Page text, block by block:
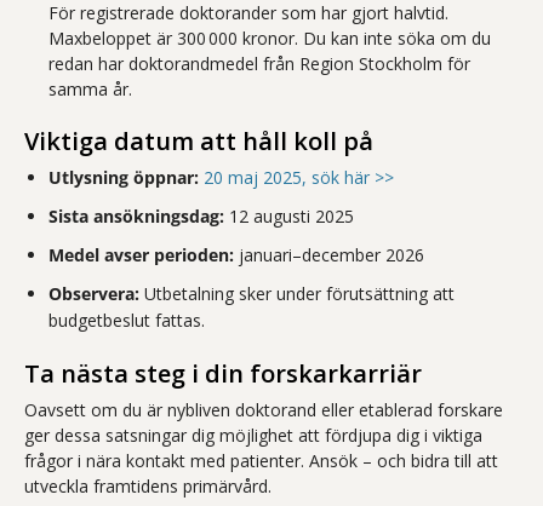
För registrerade doktorander som har gjort halvtid.
Maxbeloppet är 300 000 kronor. Du kan inte söka om du
redan har doktorandmedel från Region Stockholm för
samma år.
Viktiga datum att håll koll på
Utlysning öppnar: 20 maj 2025, sök här >>
Sista ansökningsdag: 12 augusti 2025
Medel avser perioden: januari–december 2026
Observera: Utbetalning sker under förutsättning att
budgetbeslut fattas.
Ta nästa steg i din forskarkarriär
Oavsett om du är nybliven doktorand eller etablerad forskare
ger dessa satsningar dig möjlighet att fördjupa dig i viktiga
frågor i nära kontakt med patienter. Ansök – och bidra till att
utveckla framtidens primärvård.